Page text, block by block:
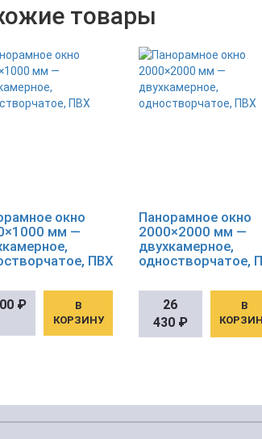
товары
окно
мм —
ПВХ
₽
В
КОРЗИНУ
Панорамное окно
2000×2000 мм —
двухкамерное,
одностворчатое,
26
430 ₽
В